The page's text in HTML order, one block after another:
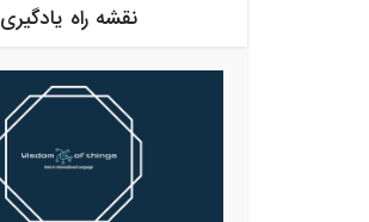
نقشه راه یادگیری